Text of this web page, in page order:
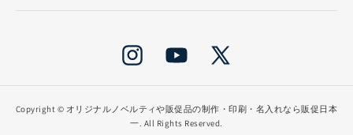
InstagramYouTube
X
(Twitter)
Copyright © オリジナルノベルティや販促品の制作・印刷・名入れなら販促日本
一. All Rights Reserved.